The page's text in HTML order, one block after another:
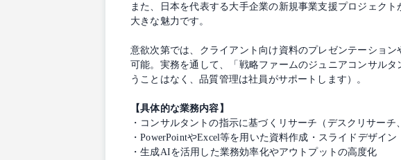
また、日本を代表する大手企業の新規事業支援プロジェク
大きな魅力です。
意欲次第では、クライアント向け資料のプレゼンテーショ
可能。実務を通して、「戦略ファームのジュニアコンサル
うことはなく、品質管理は社員がサポートします）。
【具体的な業務内容】
・コンサルタントの指示に基づくリサーチ（デスクリサーチ
・PowerPointやExcel等を用いた資料作成・スライドデザイン
・生成AIを活用した業務効率化やアウトプットの高度化